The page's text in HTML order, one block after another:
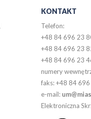
KONTAKT
Telefon:
+48 84 696 23
+48 84 696 23
+48 84 696 23
numery
faks: +48 84
e-mail:
Elektroniczna